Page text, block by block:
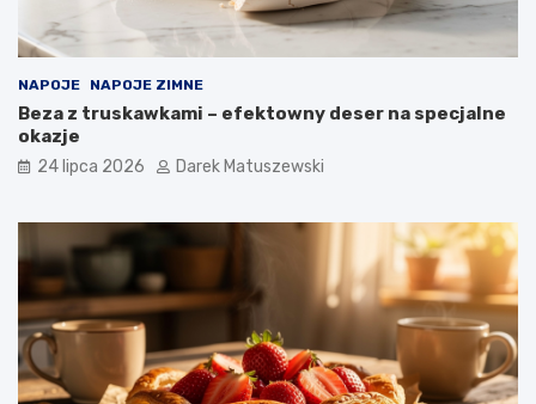
NAPOJE NAPOJE ZIMNE
Beza z truskawkami – efektowny deser na specjalne
okazje
24 lipca 2026 Darek Matuszewski